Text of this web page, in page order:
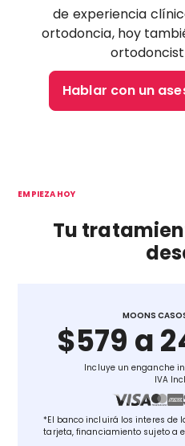
de experiencia
ortodoncia, hoy
Hablar con un
EMPIEZA HOY
Tu
MOONS
$579 a
Incluye un enganche
IVA
*El banco incluirá los interes de
tarjeta, financiamiento sujeto a